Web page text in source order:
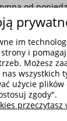
od
godzinach 9.00 -
881 703
Sklepy
26, 34-400
91, 43-300
im
i
Możesz
wszystkich
użycie
zgody".
przeczytasz